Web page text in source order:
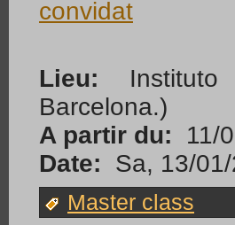
convidat
Lieu:
Instituto
Barcelona.)
A partir du:
11/
Date:
Sa, 13/
Master class